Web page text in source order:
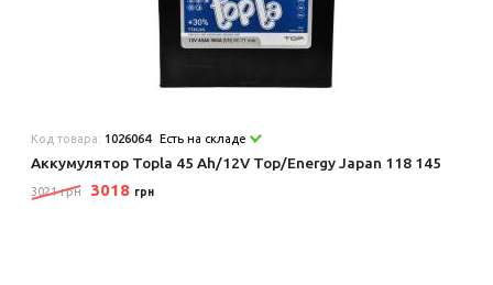
Код товара: 1026064 Есть на складе
Аккумулятор Topla 45 Ah/12V Top/Energy Japan 118 145
3021 грн 3018 грн